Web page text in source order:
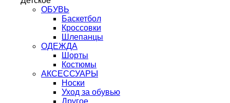
ОБУВЬ
Баскетбол
Кроссовки
Шлепанцы
ОДЕЖДА
Шорты
Костюмы
АКСЕССУАРЫ
Носки
Уход за обувью
Другое